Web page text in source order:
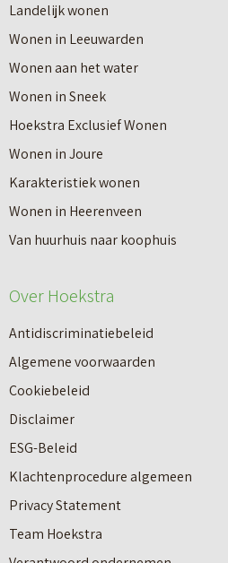
r
I
n
8
s
t
a
p
p
n
n
a
a
r
e
e
n
n
i
o
v
e
r
V
a
n
n
e
Landelijk wonen
Wonen in Leeuwarden
Wonen aan het water
Wonen in Sneek
Hoekstra Exclusief Wonen
Wonen in Joure
Karakteristiek wonen
Wonen in Heerenveen
Van huurhuis naar koophuis
Over Hoekstra
Antidiscriminatiebeleid
Algemene voorwaarden
Cookiebeleid
Disclaimer
ESG-Beleid
Klachtenprocedure algemeen
Privacy Statement
Team Hoekstra